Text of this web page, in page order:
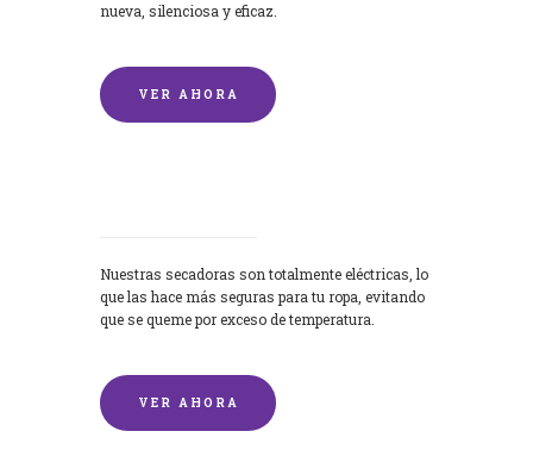
nueva, silenciosa y eficaz.
VER AHORA
Nuestras secadoras son totalmente eléctricas, lo
que las hace más seguras para tu ropa, evitando
que se queme por exceso de temperatura.
VER AHORA